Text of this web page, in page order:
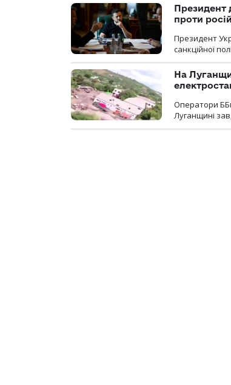
Президент
проти
Президент
санкційної
На
Оператори
Луганщині